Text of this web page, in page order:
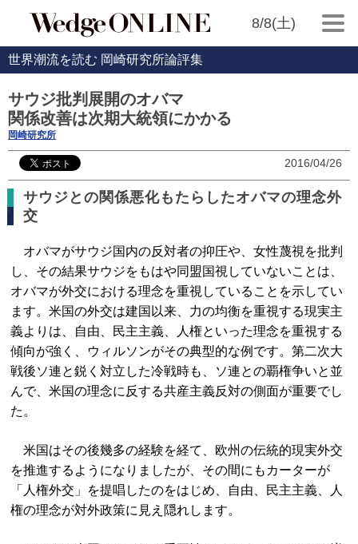
8/8(土)
世界潮流を読む 岡崎研究所論評集
サウジ批判展開のオバマ
関係改善は次期大統領にかかる
岡崎研究所
2016/04/26
サウジとの関係悪化もたらしたオバマの理念外
交
オバマがサウジ国内の反対者の抑圧や、女性蔑視を批判
し、その結果サウジをもはや同盟国視していないことは、
オバマが外交における理念を重視していることを示してい
ます。米国の外交は建国以来、力の均衡を重視する現実主
義よりは、自由、民主主義、人権といった理念を重視する
傾向が強く、ウィルソンがその典型的な例です。第二次大
戦後ソ連と鋭く対立した冷戦時も、ソ連との覇権争いと並
んで、米国の理念に反する共産主義反対の側面が重要でし
た。
米国はその後幾多の経験を経て、欧州の伝統的現実外交
を推進するようになりましたが、その間にもカーターが
「人権外交」を提唱したのをはじめ、自由、民主主義、人
権の理念が対外政策に見え隠れします。